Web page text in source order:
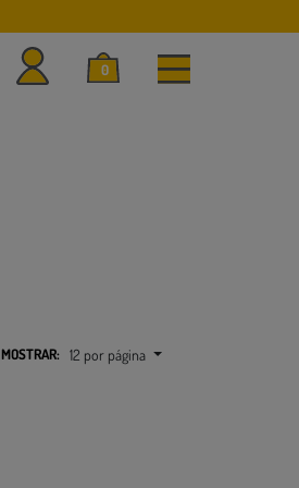
0
MOSTRAR: 12 por página